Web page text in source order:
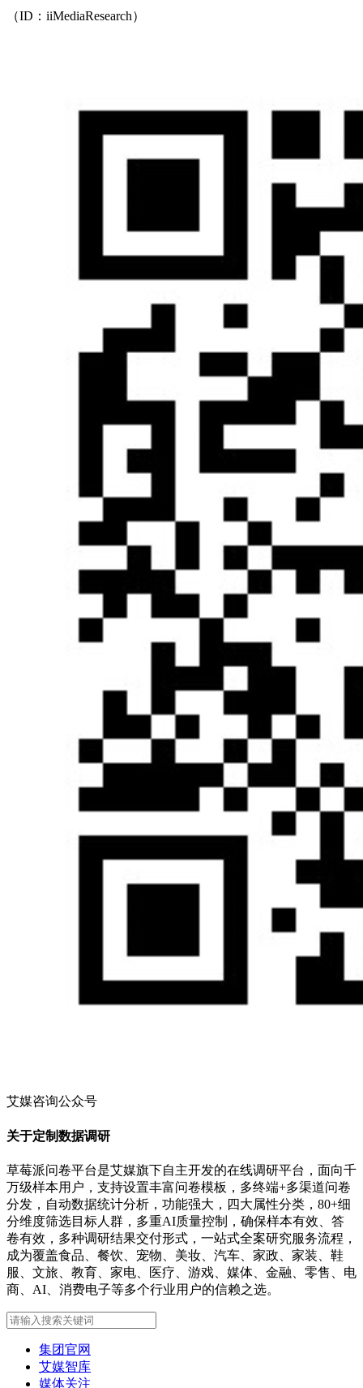
（ID：iiMediaResearch）
艾媒咨询公众号
关于定制数据调研
草莓派问卷平台是艾媒旗下自主开发的在线调研平台，面向千
万级样本用户，支持设置丰富问卷模板，多终端+多渠道问卷
分发，自动数据统计分析，功能强大，四大属性分类，80+细
分维度筛选目标人群，多重AI质量控制，确保样本有效、答
卷有效，多种调研结果交付形式，一站式全案研究服务流程，
成为覆盖食品、餐饮、宠物、美妆、汽车、家政、家装、鞋
服、文旅、教育、家电、医疗、游戏、媒体、金融、零售、电
商、AI、消费电子等多个行业用户的信赖之选。
集团官网
艾媒智库
媒体关注